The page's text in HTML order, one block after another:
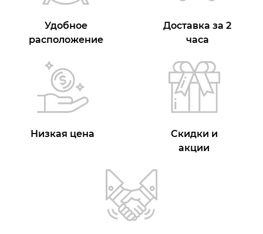
Удобное
расположение
Доставка за 2
часа
Низкая цена
Скидки и
акции